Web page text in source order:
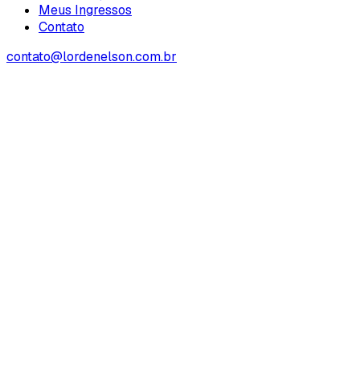
Meus Ingressos
Contato
contato@lordenelson.com.br